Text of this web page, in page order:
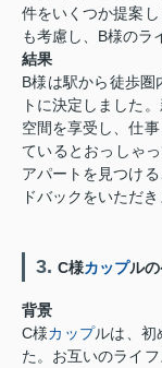
件をいくつか提案
も考慮し、B様のラ
結果
B様は駅から徒歩
トに決定しました
空間を享受し、仕
ているとおっしゃ
アパートを見つけ
ドバックをいただき
3. C様カップル
背景
C様カップルは、初
た。お互いのライ